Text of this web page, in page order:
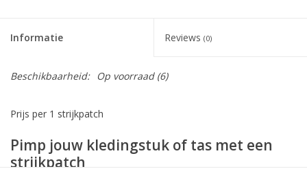
Informatie Reviews (0)
Beschikbaarheid: Op voorraad(6)
Prijs per 1 strijkpatch
Pimp jouw kledingstuk of tas met een
strijkpatch